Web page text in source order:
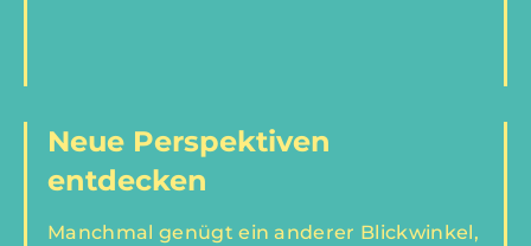
Neue Perspektiven
entdecken
Manchmal genügt ein anderer Blickwinkel,